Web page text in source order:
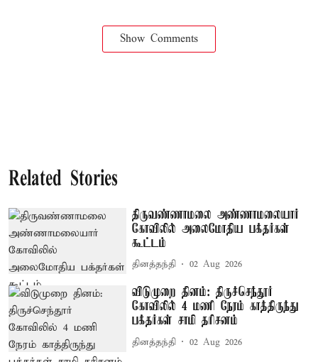
Show Comments
Related Stories
திருவண்ணாமலை அண்ணாமலையார்
கோவிலில் அலைமோதிய பக்தர்கள்
கூட்டம்
தினத்தந்தி 02 Aug 2026
விடுமுறை தினம்: திருச்செந்தூர்
கோவிலில் 4 மணி நேரம் காத்திருந்து
பக்தர்கள் சாமி தரிசனம்
தினத்தந்தி 02 Aug 2026